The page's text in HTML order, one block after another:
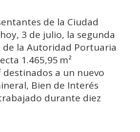
de la Ciudad
3 de julio, la segunda
de la Autoridad Portuaria
1.465,95 m²
a un nuevo
Bien de Interés
durante diez